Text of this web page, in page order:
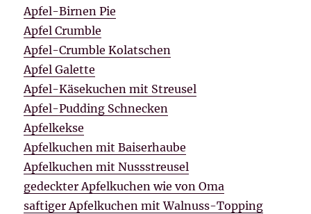
Apfel-Birnen Pie
Apfel Crumble
Apfel-Crumble Kolatschen
Apfel Galette
Apfel-Käsekuchen mit Streusel
Apfel-Pudding Schnecken
Apfelkekse
Apfelkuchen mit Baiserhaube
Apfelkuchen mit Nussstreusel
gedeckter Apfelkuchen wie von Oma
saftiger Apfelkuchen mit Walnuss-Topping